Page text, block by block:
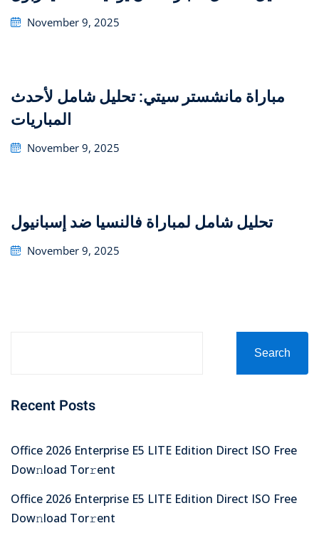
Posted
November 9, 2025
مباراة مانشستر سيتي: تحليل شامل لأحدث
المباريات
Posted
November 9, 2025
تحليل شامل لمباراة فالنسيا ضد إسبانيول
Posted
November 9, 2025
Search
Recent Posts
Office 2026 Enterprise E5 LITE Edition Direct ISO Frее
Dow𝚗load Tоr𝚛ent
Office 2026 Enterprise E5 LITE Edition Direct ISO Frее
Dow𝚗load Tоr𝚛ent